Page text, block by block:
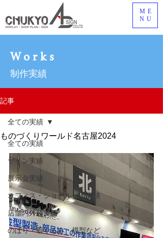
ME
NU
制作実績
Works
記事
全ての実績
サイン実績
展示会実績
オフィス・ショールーム実績
店舗内外装実績
のぼり・着ぐるみ・模型など
全ての実績
ものづくりワールド名古屋2024